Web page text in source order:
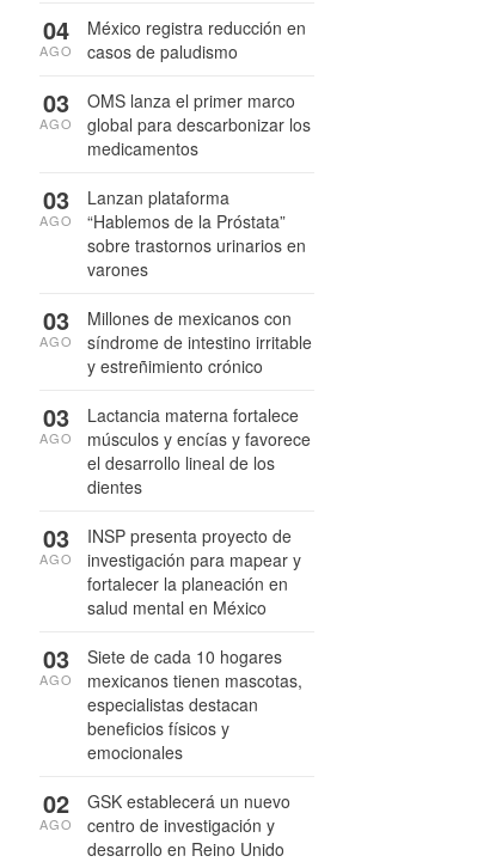
México registra reducción en
casos de paludismo
04
AGO
OMS lanza el primer marco
global para descarbonizar los
medicamentos
03
AGO
Lanzan plataforma
“Hablemos de la Próstata”
sobre trastornos urinarios en
varones
03
AGO
Millones de mexicanos con
síndrome de intestino irritable
y estreñimiento crónico
03
AGO
Lactancia materna fortalece
músculos y encías y favorece
el desarrollo lineal de los
dientes
03
AGO
INSP presenta proyecto de
investigación para mapear y
fortalecer la planeación en
salud mental en México
03
AGO
Siete de cada 10 hogares
mexicanos tienen mascotas,
especialistas destacan
beneficios físicos y
emocionales
03
AGO
GSK establecerá un nuevo
centro de investigación y
desarrollo en Reino Unido
02
AGO